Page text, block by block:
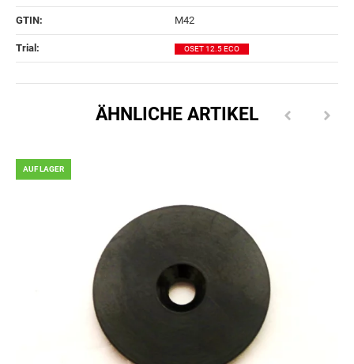
GTIN: M42
Trial‍: OSET 12.5 ECO
ÄHNLICHE ARTIKEL
AUF LAGER